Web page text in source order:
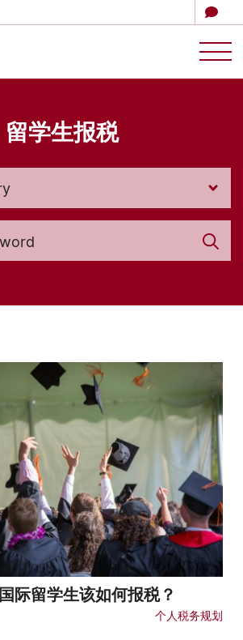
理财
留学生报税
际留学生该如何报税？
个人税务规划